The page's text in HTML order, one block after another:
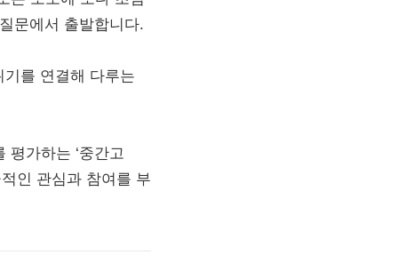
문에서 출발합니다.
기를 연결해 다루는
평가하는 ‘중간고
인 관심과 참여를 부